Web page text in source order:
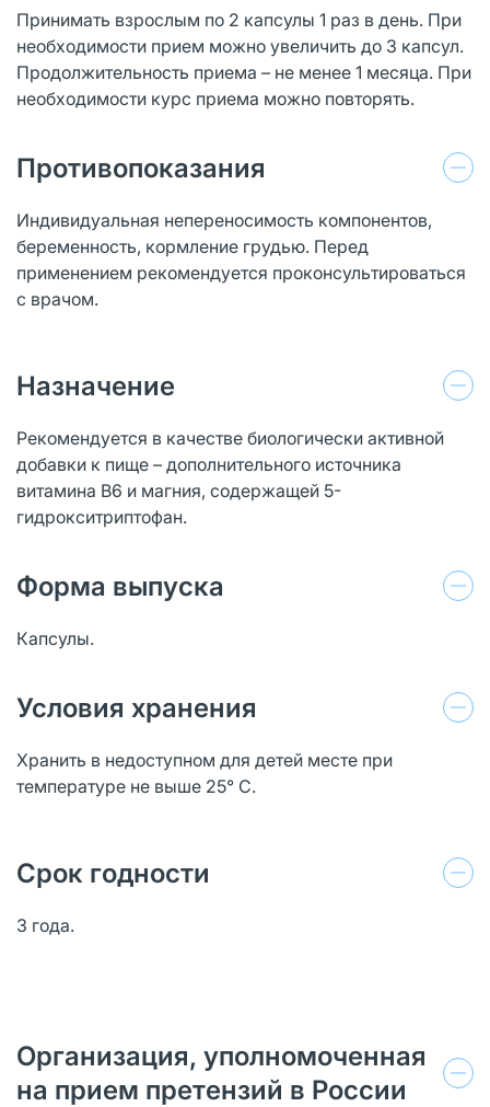
Принимать взрослым по 2 капсулы 1 раз в день. При
необходимости прием можно увеличить до 3 капсул.
Продолжительность приема – не менее 1 месяца. При
необходимости курс приема можно повторять.
Противопоказания
Индивидуальная непереносимость компонентов,
беременность, кормление грудью. Перед
применением рекомендуется проконсультироваться
с врачом.
Назначение
Рекомендуется в качестве биологически активной
добавки к пище – дополнительного источника
витамина В6 и магния, содержащей 5-
гидрокситриптофан.
Форма выпуска
Капсулы.
Условия хранения
Хранить в недоступном для детей месте при
температуре не выше 25° С.
Срок годности
3 года.
Организация, уполномоченная
на прием претензий в России